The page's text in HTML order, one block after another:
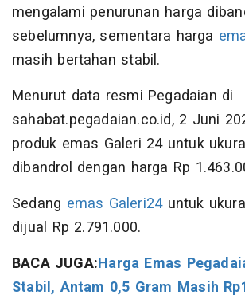
mengalami penurunan harga
sebelumnya, sementara harga
masih bertahan stabil.
Menurut data resmi Pegadaian di
sahabat.pegadaian.co.id, 2 Juni
produk emas Galeri 24 untuk
dibandrol dengan harga Rp
Sedang emas Galeri24untuk
dijual Rp 2.791.000.
BACA JUGA:Harga Emas
Stabil, Antam 0,5 Gram Masih